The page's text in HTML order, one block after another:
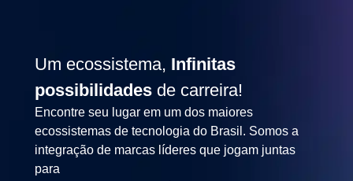
Um ecossistema, Infinitas
possibilidades de carreira!
Encontre seu lugar em um dos maiores
ecossistemas de tecnologia do Brasil. Somos a
integração de marcas líderes que jogam juntas
para